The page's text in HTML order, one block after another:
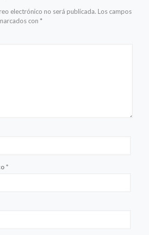
electrónico no será publicada. Los campos
con *
*